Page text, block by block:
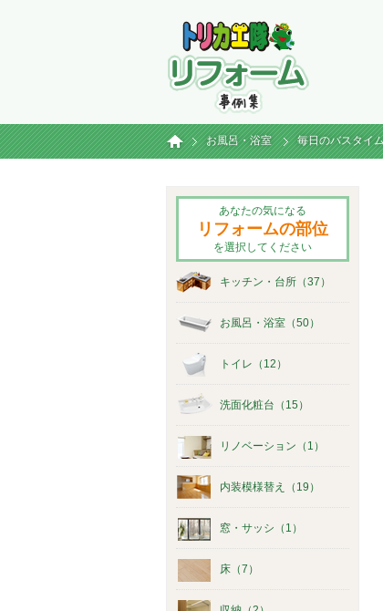
ホームお風呂・浴室 毎日のバスタイ
あなたの気になる
リフォームの部位
を選択してください
キッチン・台所（37）
お風呂・浴室（50）
トイレ（12）
洗面化粧台（15）
リノベーション（1）
内装模様替え（19）
窓・サッシ（1）
床（7）